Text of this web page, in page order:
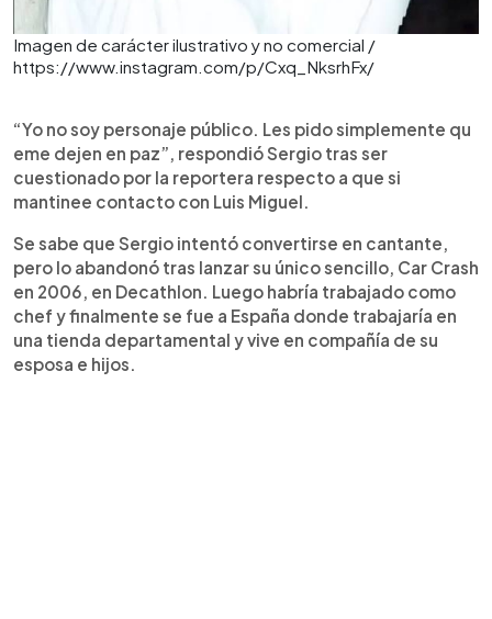
Imagen de carácter ilustrativo y no comercial /
https://www.instagram.com/p/Cxq_NksrhFx/
“Yo no soy personaje público. Les pido simplemente qu
eme dejen en paz”, respondió Sergio tras ser
cuestionado por la reportera respecto a que si
mantinee contacto con Luis Miguel.
Se sabe que Sergio intentó convertirse en cantante,
pero lo abandonó tras lanzar su único sencillo, Car Crash
en 2006, en Decathlon. Luego habría trabajado como
chef y finalmente se fue a España donde trabajaría en
una tienda departamental y vive en compañía de su
esposa e hijos.